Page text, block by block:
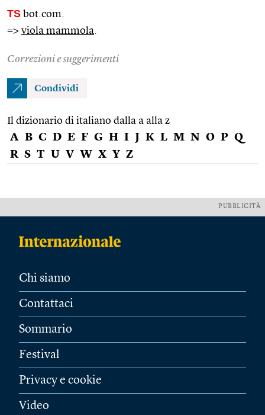
TS bot.com.
=> viola mammola
Correzioni e suggerimenti
Condividi
Il dizionario di italiano dalla a alla z
A B C D E F G H I J K L M N O P Q
R S T U V W X Y Z
PUBBLICITÀ
Chi siamo
Contattaci
Sommario
Festival
Privacy e cookie
Video